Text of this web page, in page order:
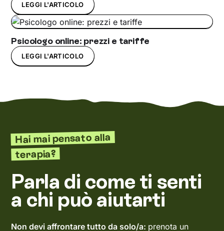
LEGGI L'ARTICOLO
Psicologo online: prezzi e tariffe
LEGGI L'ARTICOLO
Hai mai pensato alla
terapia?
Parla di come ti senti
a chi può aiutarti
Non devi affrontare tutto da solo/a: prenota un